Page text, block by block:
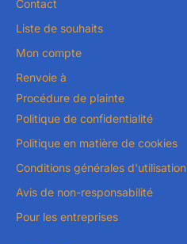
Contact
Liste de souhaits
Mon compte
Renvoie à
Procédure de plainte
Politique de confidentialité
Politique en matière de cookies
Conditions générales d'utilisation
Avis de non-responsabilité
Pour les entreprises